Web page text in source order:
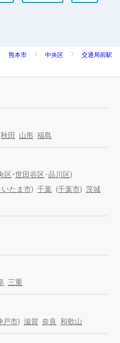
熊本市 中央区
交通局前駅
秋田 山形 福島
区・世田谷区・品川区)
いたま市) 千葉 (千葉市) 茨城
三重
戸市) 滋賀 奈良 和歌山